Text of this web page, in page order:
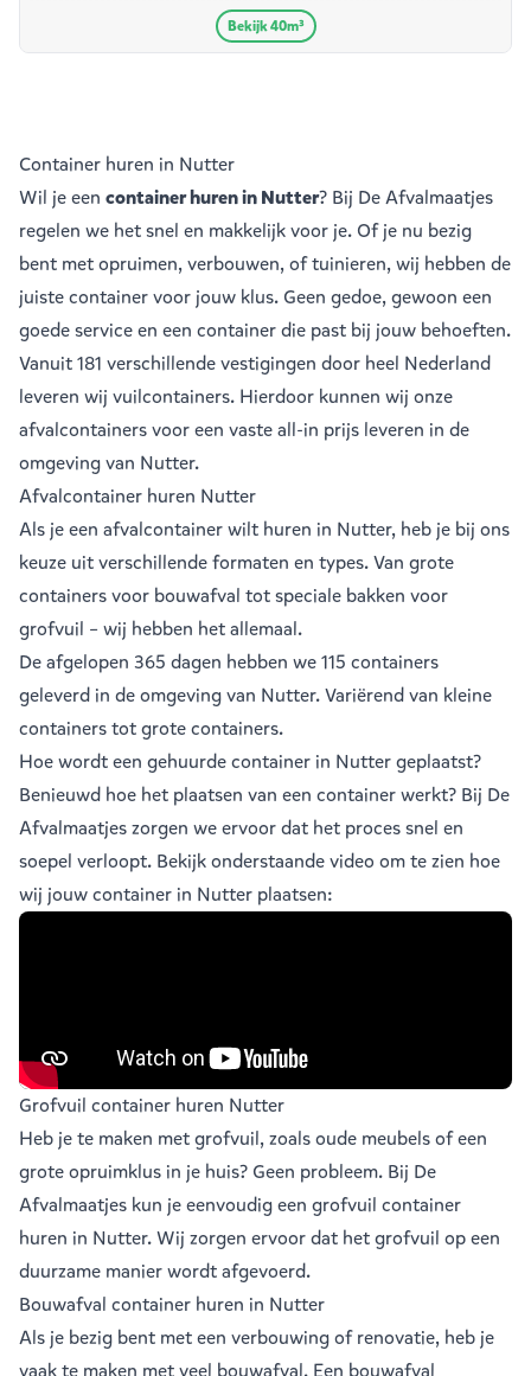
Bekijk 40m³
Container huren in Nutter
Wil je een container huren in Nutter? Bij De Afvalmaatjes
regelen we het snel en makkelijk voor je. Of je nu bezig
bent met opruimen, verbouwen, of tuinieren, wij hebben de
juiste container voor jouw klus. Geen gedoe, gewoon een
goede service en een container die past bij jouw behoeften.
Vanuit181 verschillende vestigingen door heel Nederland
leveren wij vuilcontainers. Hierdoor kunnen wij onze
afvalcontainers voor een vaste all-in prijs leveren in de
omgeving van Nutter.
Afvalcontainer huren Nutter
Als je een afvalcontainerwilt huren in Nutter, heb je bij ons
keuze uit verschillende formaten en types. Van grote
containers voor bouwafval tot speciale bakken voor
grofvuil – wij hebben het allemaal.
De afgelopen 365 dagen hebben we 115 containers
geleverd in de omgeving van Nutter. Variërend van kleine
containerstotgrote containers.
Hoe wordt een gehuurde container in Nutter geplaatst?
Benieuwd hoe het plaatsen van een container werkt? Bij De
Afvalmaatjes zorgen we ervoor dat het proces snel en
soepel verloopt. Bekijk onderstaande video om te zien hoe
wij jouw container in Nutter plaatsen:
Grofvuil container huren Nutter
Heb je te maken met grofvuil, zoals oude meubels of een
grote opruimklus in je huis? Geen probleem. Bij De
Afvalmaatjes kun je eenvoudig een grofvuil container
huren in Nutter. Wij zorgen ervoor dat het grofvuil op een
duurzame manier wordt afgevoerd.
Bouwafval container huren in Nutter
Als je bezig bent met een verbouwing of renovatie, heb je
vaak te maken met veel bouwafval. Een bouwafval